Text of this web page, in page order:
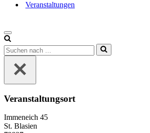
Veranstaltungen
Veranstaltungsort
Immeneich 45
St. Blasien